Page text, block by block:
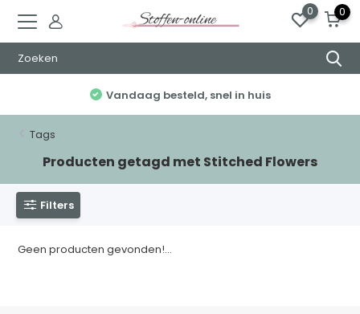
0 0
Vandaag besteld, snel in huis
Tags
Producten getagd met Stitched Flowers
Filters
Geen producten gevonden!...